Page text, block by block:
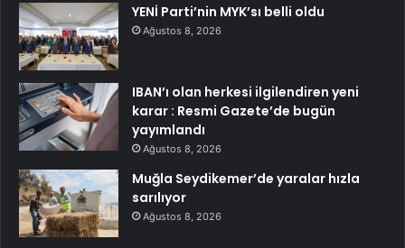
YENİ Parti’nin MYK’sı belli oldu
Ağustos 8, 2026
IBAN’ı olan herkesi ilgilendiren yeni
karar : Resmi Gazete’de bugün
yayımlandı
Ağustos 8, 2026
Muğla Seydikemer’de yaralar hızla
sarılıyor
Ağustos 8, 2026